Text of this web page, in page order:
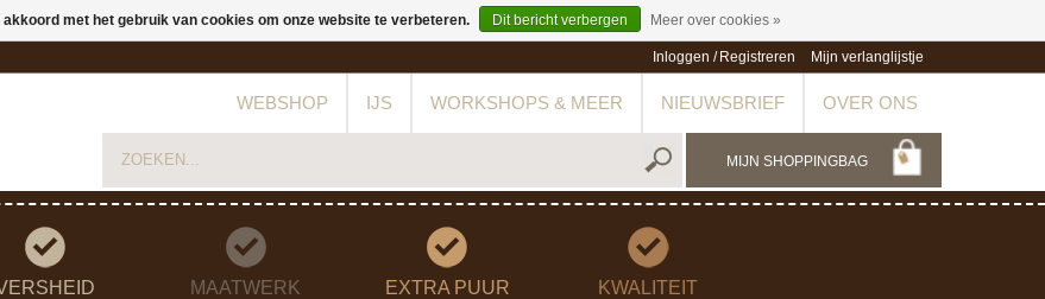
Inloggen / Registreren Mijn verlanglijstje
WEBSHOP IJS WORKSHOPS & MEER NIEUWSBRIEF OVER ONS
MIJN SHOPPINGBAG
MAATWERK EXTRA PUUR KWALITEIT
met het gebruik van cookies om onze website te verbeteren. Dit bericht verbergen Meer over cookies »